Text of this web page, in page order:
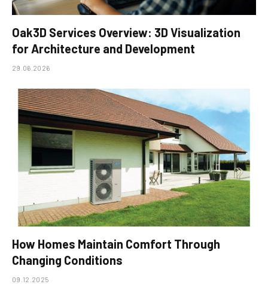
Oak3D Services Overview: 3D Visualization
for Architecture and Development
29.06.2026
How Homes Maintain Comfort Through
Changing Conditions
09.12.2025